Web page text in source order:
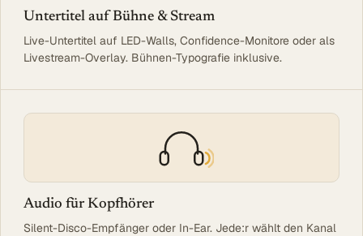
Untertitel auf Bühne & Stream
Live-Untertitel auf LED-Walls, Confidence-Monitore oder als
Livestream-Overlay. Bühnen-Typografie inklusive.
Audio für Kopfhörer
Silent-Disco-Empfänger oder In-Ear. Jede:r wählt den Kanal